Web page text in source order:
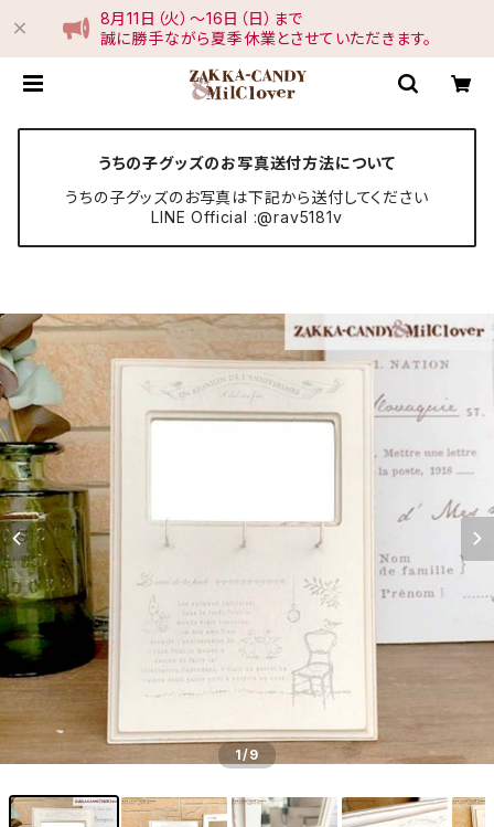
8月11日（火）〜16日（日）まで
誠に勝手ながら夏季休業とさせていただきます。
うちの子グッズのお写真送付方法について
うちの子グッズのお写真は下記から送付してください
LINE Official :@rav5181v
1/9